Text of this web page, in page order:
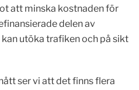
att minska kostnaden för
delen av
utöka trafiken och på sikt
ser vi att det finns flera